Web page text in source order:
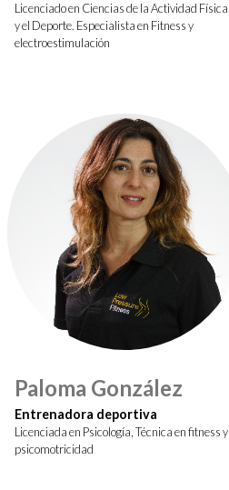
Licenciado en Ciencias de la Actividad Física
y el Deporte. Especialista en Fitness y
electroestimulación
Paloma González
Entrenadora deportiva
Licenciada en Psicología, Técnica en fitness y
psicomotricidad